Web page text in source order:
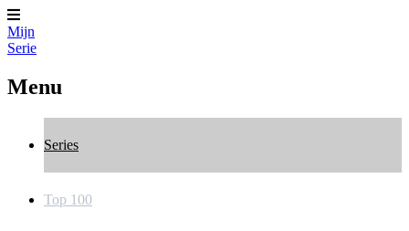
Mijn
Serie
Menu
Series
Top 100